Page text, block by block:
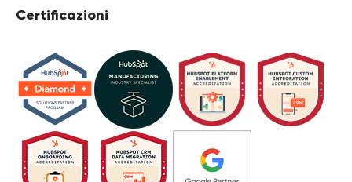
Certificazioni